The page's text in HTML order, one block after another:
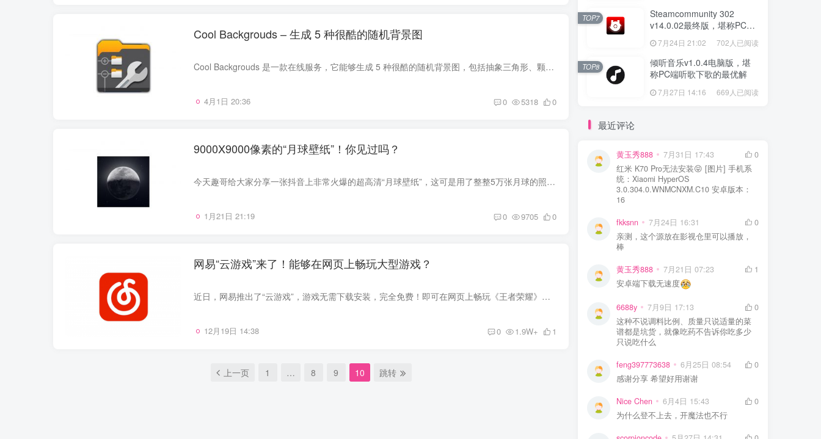
Cool Backgrouds – 生成 5 种很酷的随机背景图
Cool Backgrouds 是一款在线服务，它能够生成 5 种很酷的随机背景图，包括抽象三角形、颗粒感十足的技术风格、CSS 渐变背景、分层梯度地形图、Unsplash 图片。 Cool Backgrouds 早在 @yfzhe&nb...
4月1日 20:36 0 5318 0
9000X9000像素的“月球壁纸”！你见过吗？
今天趣哥给大家分享一张抖音上非常火爆的超高清“月球壁纸”，这可是用了整整5万张月球的照片合成的超高清壁纸，像素高达惊人的9000x9000！ 这张壁纸在国外一个网站被点赞了 16.7 万次，作者说...
1月21日 21:19 0 9705 0
网易“云游戏”来了！能够在网页上畅玩大型游戏？
近日，网易推出了“云游戏”，游戏无需下载安装，完全免费！即可在网页上畅玩《王者荣耀》《QQ飞车》《荒野行动》《崩坏》《阴阳师》《梦幻西游》......近40款游戏，目前仅支持手机游戏，PC端游...
12月19日 14:38 0 1.9W+ 1
上一页 1 … 8 9 10 跳转
Steamcommunity 302
v14.0.02最终版，堪称PC玩
家必备的网络工具箱
7月24日 21:02 702人已阅读
TOP7
倾听音乐v1.0.4电脑版，堪
称PC端听歌下歌的最优解
7月27日 14:16 669人已阅读
TOP8
最近评论
黄玉秀888 7月31日 17:43
0
红米 K70 Pro无法安装😝 [图片] 手机系
统：Xiaomi HyperOS
3.0.304.0.WNMCNXM.C10 安卓版本：
16
fkksnn 7月24日 16:31
0
亲测，这个源放在影视仓里可以播放，
棒
黄玉秀888 7月21日 07:23
1
安卓端下载无速度
6688y 7月9日 17:13
0
这种不说调料比例、质量只说适量的菜
谱都是坑货，就像吃药不告诉你吃多少
只说吃什么
feng397773638 6月25日 08:54
0
感谢分享 希望好用谢谢
Nice Chen 6月4日 15:43
0
为什么登不上去，开魔法也不行